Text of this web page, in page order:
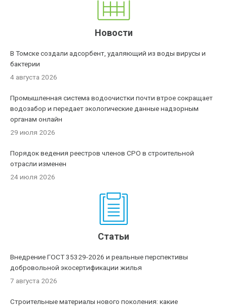
Новости
В Томске создали адсорбент, удаляющий из воды вирусы и
бактерии
4 августа 2026
Промышленная система водоочистки почти втрое сокращает
водозабор и передает экологические данные надзорным
органам онлайн
29 июля 2026
Порядок ведения реестров членов СРО в строительной
отрасли изменен
24 июля 2026
Статьи
Внедрение ГОСТ 35329-2026 и реальные перспективы
добровольной экосертификации жилья
7 августа 2026
Строительные материалы нового поколения: какие